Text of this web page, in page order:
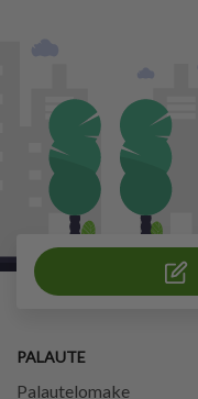
PALAUTE
Palautelomake